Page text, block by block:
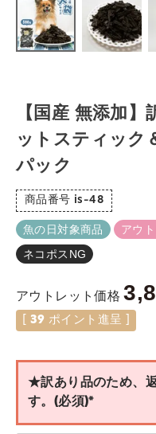
【国産 無添加
ットスティック
パック
商品番号 is-48
魚の日対象商品 アウ
ネコポスNG
アウトレット価格
39 ポイント進呈 ]
★訳あり品のため、
す。(必須)
(